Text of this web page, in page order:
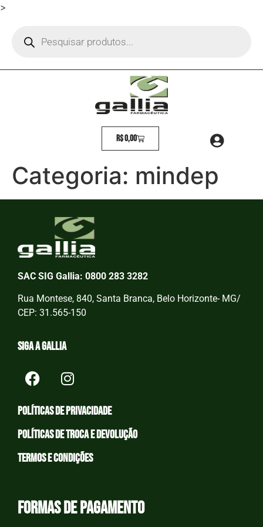
>
R$0,00
Categoria: mindep
SAC SIG Gallia: 0800 283 3282
Rua Montese, 840, Santa Branca, Belo Horizonte- MG/
CEP: 31.565-150
Siga a Gallia
Políticas de privacidade
Políticas de Troca e devolução
Termos e condições
Formas de Pagamento